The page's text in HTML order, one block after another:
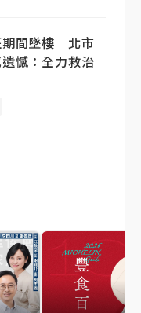
期間墜樓 北市
憾：全力救治